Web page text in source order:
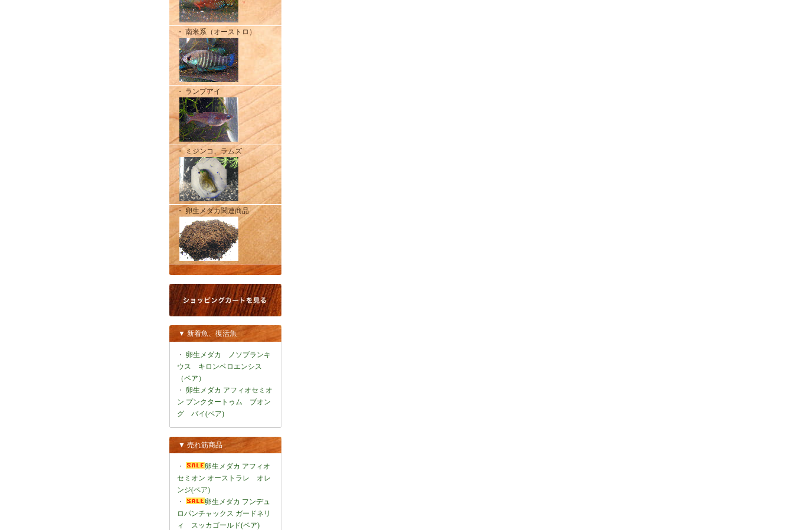
・ 南米系（オーストロ）
・ ランプアイ
・ ミジンコ、ラムズ
・ 卵生メダカ関連商品
▼ 新着魚、復活魚
・ 卵生メダカ ノソブランキ
ウス キロンベロエンシス
（ペア）
・ 卵生メダカ アフィオセミオ
ン プンクタートゥム ブオン
グ バイ(ペア)
▼ 売れ筋商品
・
卵生メダカ アフィオ
セミオン オーストラレ オレ
ンジ(ペア)
・
卵生メダカ フンデュ
ロパンチャックス ガードネリ
ィ スッカゴールド(ペア)